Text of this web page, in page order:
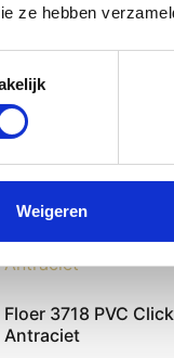
ze hebben
Weigeren
bestellen. Next
de vloeren bij u
Floer 3718 PVC
Antraciet